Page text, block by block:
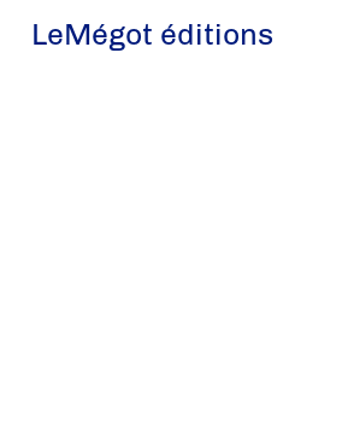
LeMégot éditions